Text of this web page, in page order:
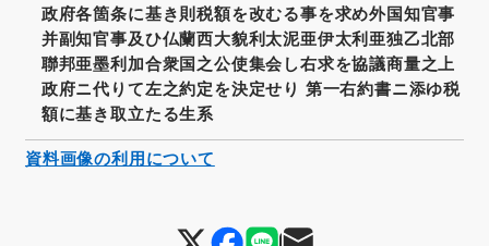
政府各箇条に基き則税額を改むる事を求め外国知官事
并副知官事及ひ仏蘭西大貌利太泥亜伊太利亜独乙北部
聯邦亜墨利加合衆国之公使集会し右求を協議商量之上
政府ニ代りて左之約定を決定せり 第一右約書ニ添ゆ税
額に基き取立たる生系
資料画像の利用について